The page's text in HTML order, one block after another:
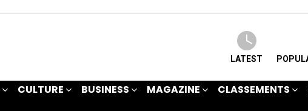
LATEST
CULTURE BUSINESS MAGAZINE CLASSEMENTS